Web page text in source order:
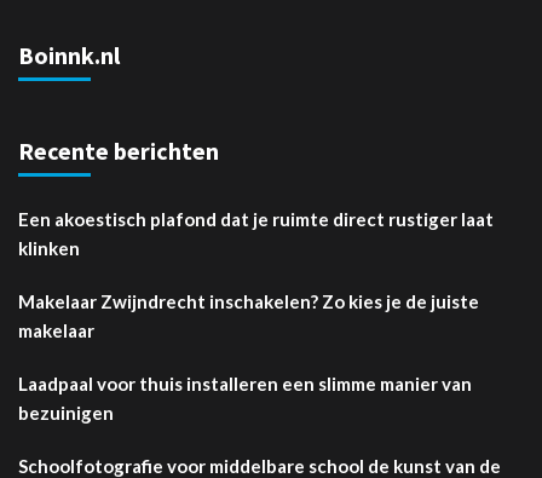
Boinnk.nl
Recente berichten
Een akoestisch plafond dat je ruimte direct rustiger laat
klinken
Makelaar Zwijndrecht inschakelen? Zo kies je de juiste
makelaar
Laadpaal voor thuis installeren een slimme manier van
bezuinigen
Schoolfotografie voor middelbare school de kunst van de